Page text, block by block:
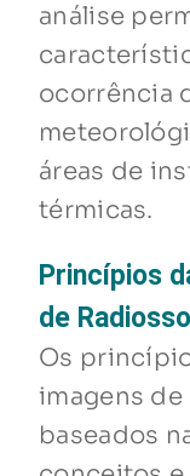
análise
ocorrência
áreas de
térmicas.
Princípios
de
Os
imagens
baseados